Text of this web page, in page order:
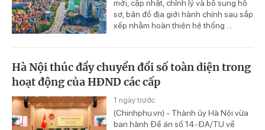
mới, cập nhật, chỉnh lý và bổ sung hồ
sơ, bản đồ địa giới hành chính sau sắp
xếp nhằm hoàn thiện hệ thống ...
Hà Nội thúc đẩy chuyển đổi số toàn diện trong
hoạt động của HĐND các cấp
1 ngày trước
(Chinhphu.vn) - Thành ủy Hà Nội vừa
ban hành Đề án số 14-ĐA/TU về